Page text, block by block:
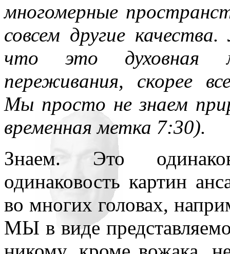
многомерные
совсем другие
что это
переживания, скорее
Мы просто не знаем
временная метка 7:30).
Знаем. Это
одинаковость картин
во многих головах,
МЫ в виде